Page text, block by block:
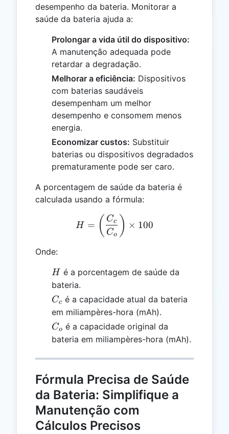
desempenho da bateria. Monitorar a
saúde da bateria ajuda a:
Prolongar a vida útil do dispositivo:
A manutenção adequada pode
retardar a degradação.
Melhorar a eficiência: Dispositivos
com baterias saudáveis ​​
desempenham um melhor
desempenho e consomem menos
energia.
Economizar custos: Substituir
baterias ou dispositivos degradados
prematuramente pode ser caro.
A porcentagem de saúde da bateria é
calculada usando a fórmula:
H =
H = ( Co
Cc ) × 100
Onde:
H
H é a porcentagem de saúde da
bateria.
C_c
Cc é a capacidade atual da bateria
em miliampères-hora (mAh).
C_o
Co é a capacidade original da
bateria em miliampères-hora (mAh).
Fórmula Precisa de Saúde
da Bateria: Simplifique a
Manutenção com
Cálculos Precisos